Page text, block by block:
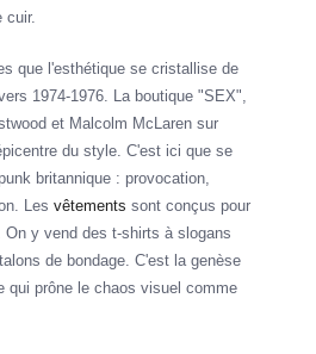
cuir.
que l'esthétique se cristallise de
1974-1976. La boutique "SEX",
et Malcolm McLaren sur
du style. C'est ici que se
britannique : provocation,
Les vêtements sont conçus pour
On y vend des t-shirts à slogans
de bondage. C'est la genèse
qui prône le chaos visuel comme